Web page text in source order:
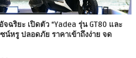
ฉริยะ เปิดตัว “Yadea รุ่น GT80 และ
น์หรู ปลอดภัย ราคาเข้าถึงง่าย จด